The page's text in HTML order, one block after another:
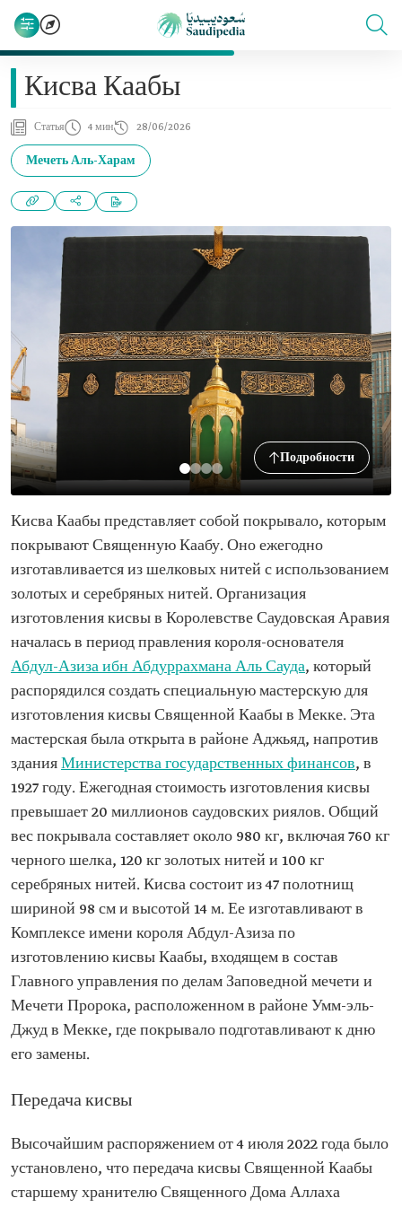
Кисва Каабы
Статья 4 мин 28/06/2026
Мечеть Аль-Харам
Подробности
Кисва Каабы представляет собой покрывало, которым
покрывают Священную Каабу. Оно ежегодно
изготавливается из шелковых нитей с использованием
золотых и серебряных нитей. Организация
изготовления кисвы в Королевстве Саудовская Аравия
началась в период правления короля-основателя
Абдул-Азиза ибн Абдуррахмана Аль Сауда, который
распорядился создать специальную мастерскую для
изготовления кисвы Священной Каабы в Мекке. Эта
мастерская была открыта в районе Аджьяд, напротив
зданияМинистерства государственных финансов, в
1927 году. Ежегодная стоимость изготовления кисвы
превышает 20 миллионов саудовских риялов. Общий
вес покрывала составляет около 980 кг, включая 760 кг
черного шелка, 120 кг золотых нитей и 100 кг
серебряных нитей. Кисва состоит из 47 полотнищ
шириной 98 см и высотой 14 м. Ее изготавливают в
Комплексе имени короля Абдул-Азиза по
изготовлению кисвы Каабы, входящем в состав
Главного управления по делам Заповедной мечети и
Мечети Пророка, расположенном в районе Умм-эль-
Джуд в Мекке, где покрывало подготавливают к дню
его замены.
Передача кисвы
Высочайшим распоряжением от 4 июля 2022 года было
установлено, что передача кисвы Священной Каабы
старшему хранителю Священного Дома Аллаха